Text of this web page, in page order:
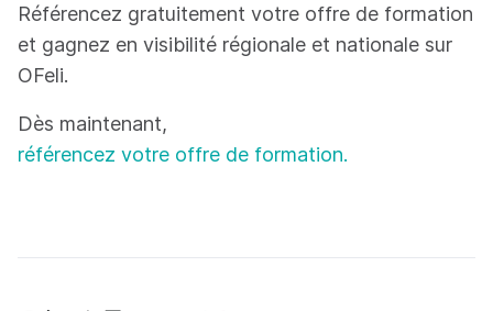
Référencez gratuitement votre offre de formation
et gagnez en visibilité régionale et nationale sur
OFeli.
Dès maintenant,
référencez votre offre de formation.